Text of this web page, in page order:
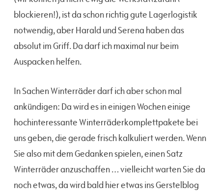
blockieren!), ist da schon richtig gute Lagerlogistik
notwendig, aber Harald und Serena haben das
absolut im Griff. Da darf ich maximal nur beim
Auspacken helfen.
In Sachen Winterräder darf ich aber schon mal
ankündigen: Da wird es in einigen Wochen einige
hochinteressante Winterräderkomplettpakete bei
uns geben, die gerade frisch kalkuliert werden. Wenn
Sie also mit dem Gedanken spielen, einen Satz
Winterräder anzuschaffen … vielleicht warten Sie da
noch etwas, da wird bald hier etwas ins Gerstelblog